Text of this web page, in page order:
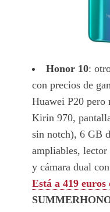
Honor 10:
con precios de
Huawei P20 pero
Kirin 970,
sin notch), 6 GB
ampliables,
y cámara dual
Está a 419